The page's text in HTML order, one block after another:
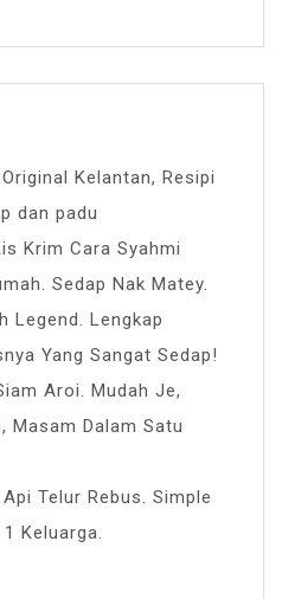
Kelantan, Resipi
dan padu
Krim Cara Syahmi
Sedap Nak Matey.
Legend. Lengkap
Yang Sangat Sedap!
Aroi. Mudah Je,
Masam Dalam Satu
Telur Rebus. Simple
Keluarga.